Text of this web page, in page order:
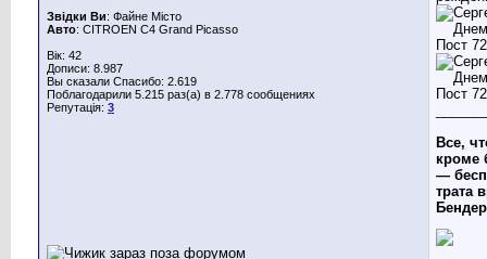
Звідки Ви: Файне Місто
Авто: CITROEN C4 Grand Picasso
Вік: 42
Дописи: 8.987
Вы сказали Спасибо: 2.619
Поблагодарили 5.215 раз(а) в 2.778 сообщениях
Репутація: 3
Все,
кроме
—
трата